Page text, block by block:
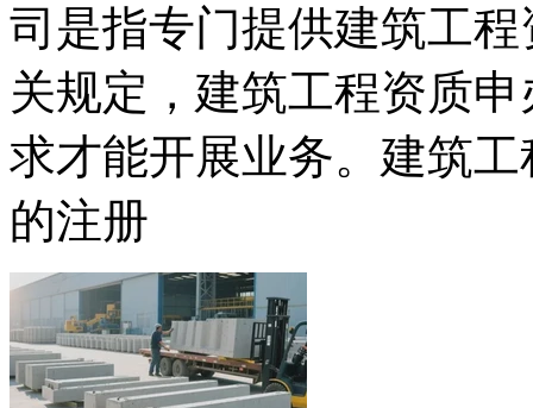
司是指专门提供建筑工
关规定，建筑工程资质
求才能开展业务。建筑
的注册